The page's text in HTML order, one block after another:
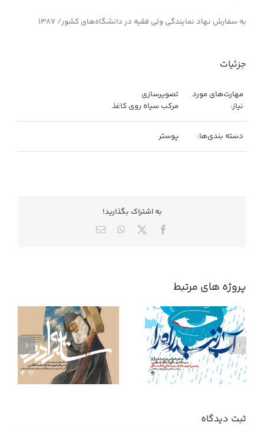
به سفارش نهاد نمایندگی ولی فقیه در دانشگاه‌های کشور/ ۱۳۸۷
جزئیات
مهارت‌های مورد
نیاز:
تصویرسازی
مرکب سیاه روی کاغذ
دسته بندی‌ها: پوستر
به اشتراك بگذاريد!
Facebook
X
WhatsApp
ایمیل
پروژه های مرتبط
آب زنید راه را
ثبت ديدگاه